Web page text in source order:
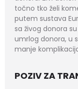
točno tko želi
putem sustava
sa živog donora
umrlog donora, u
manje
POZIV ZA